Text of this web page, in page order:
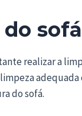
realizar a
do sofá.